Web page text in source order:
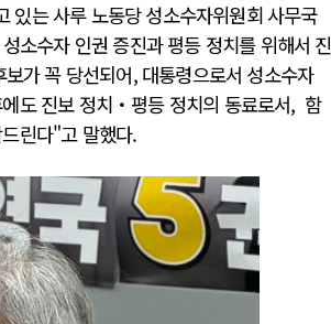
있는 사루 노동당 성소수자위원회 사무국
소수자 인권 증진과 평등 정치를 위해서 진
가 꼭 당선되어, 대통령으로서 성소수자
도 진보 정치・평등 정치의 동료로서, 함
린다"고 말했다.